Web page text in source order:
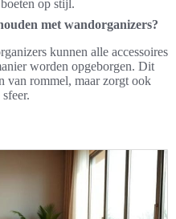
op stijl.
met wandorganizers?
kunnen alle accessoires
worden opgeborgen. Dit
van rommel, maar zorgt ook